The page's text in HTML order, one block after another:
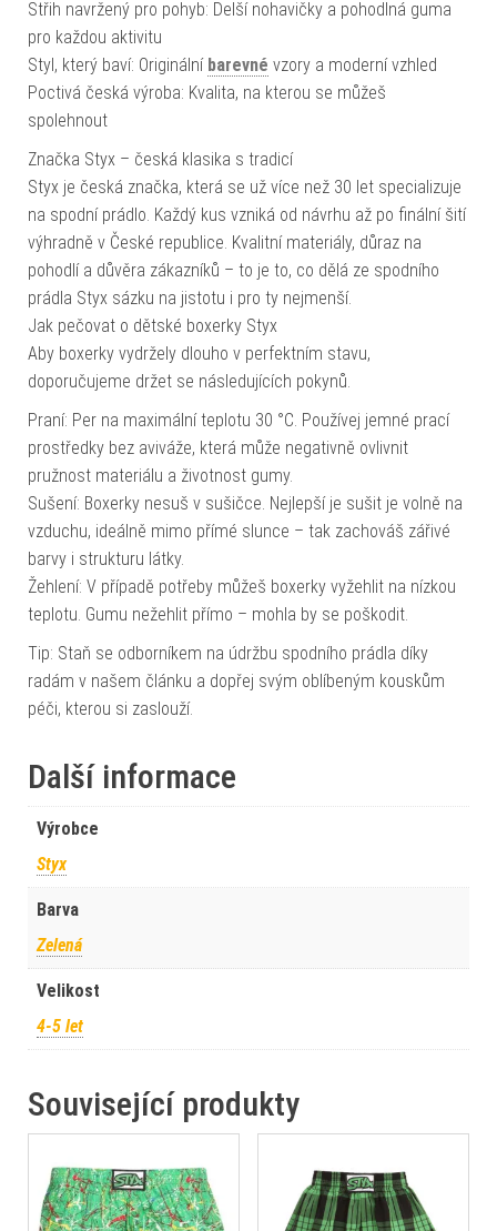
Střih navržený pro pohyb: Delší nohavičky a pohodlná guma
pro každou aktivitu
Styl, který baví: Originální barevné vzory a moderní vzhled
Poctivá česká výroba: Kvalita, na kterou se můžeš
spolehnout
Značka Styx – česká klasika s tradicí
Styx je česká značka, která se už více než 30 let specializuje
na spodní prádlo. Každý kus vzniká od návrhu až po finální šití
výhradně v České republice. Kvalitní materiály, důraz na
pohodlí a důvěra zákazníků – to je to, co dělá ze spodního
prádla Styx sázku na jistotu i pro ty nejmenší.
Jak pečovat o dětské boxerky Styx
Aby boxerky vydržely dlouho v perfektním stavu,
doporučujeme držet se následujících pokynů.
Praní: Per na maximální teplotu 30 °C. Používej jemné prací
prostředky bez aviváže, která může negativně ovlivnit
pružnost materiálu a životnost gumy.
Sušení: Boxerky nesuš v sušičce. Nejlepší je sušit je volně na
vzduchu, ideálně mimo přímé slunce – tak zachováš zářivé
barvy i strukturu látky.
Žehlení: V případě potřeby můžeš boxerky vyžehlit na nízkou
teplotu. Gumu nežehlit přímo – mohla by se poškodit.
Tip: Staň se odborníkem na údržbu spodního prádla díky
radám v našem článku a dopřej svým oblíbeným kouskům
péči, kterou si zaslouží.
Další informace
Výrobce
Styx
Barva
Zelená
Velikost
4-5 let
Související produkty